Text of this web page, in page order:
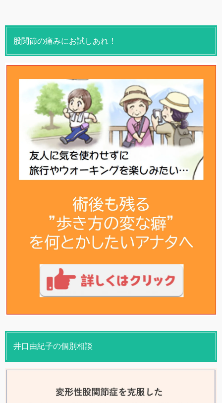
股関節の痛みにお試しあれ！
井口由紀子の個別相談